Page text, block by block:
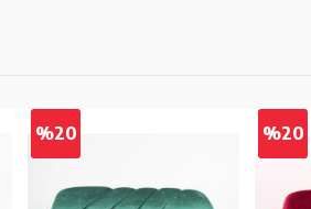
%20 %20